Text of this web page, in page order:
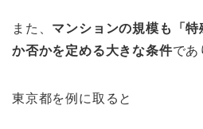
また、 マンションの規模も「
か否かを定める大きな条件であ
東京都を例に取ると